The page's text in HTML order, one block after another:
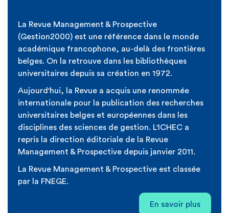
La Revue Management & Prospective
(Gestion2000) est une référence dans le monde
académique francophone, au-delà des frontières
belges. On la retrouve dans les bibliothèques
universitaires depuis sa création en 1972.
Aujourd'hui, la Revue a acquis une renommée
internationale pour la publication des recherches
universitaires belges et européennes dans les
disciplines des sciences de gestion. L'ICHEC a
repris la direction éditoriale de la Revue
Management & Prospective depuis janvier 2011.
La Revue Management & Prospective est classée
par la FNEGE.
En savoir plus